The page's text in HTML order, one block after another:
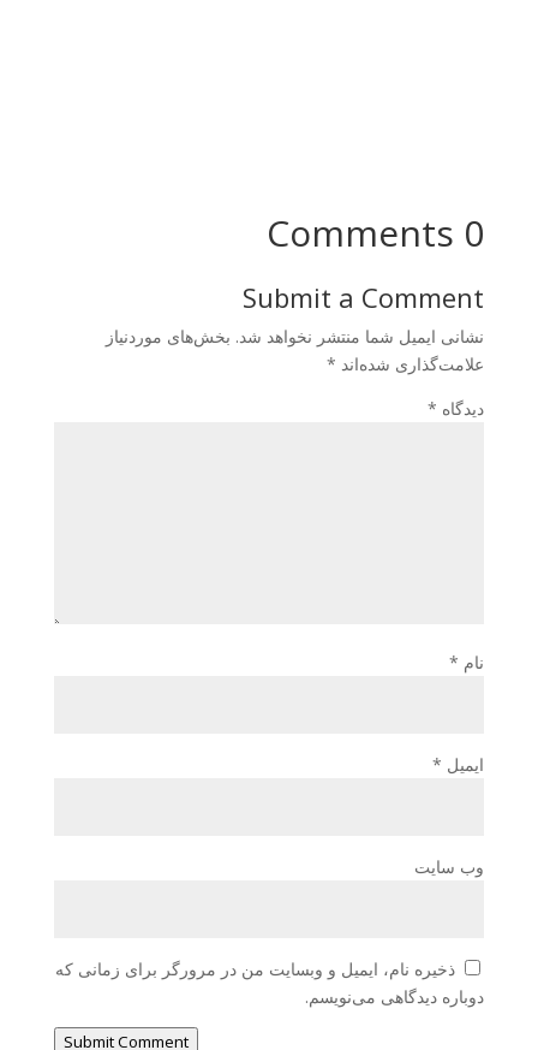
0 Comments
Submit a Comment
نشانی ایمیل شما منتشر نخواهد شد. بخش‌های موردنیاز
علامت‌گذاری شده‌اند *
دیدگاه *
نام *
ایمیل *
وب‌ سایت
ذخیره نام، ایمیل و وبسایت من در مرورگر برای زمانی که
دوباره دیدگاهی می‌نویسم.
Submit Comment